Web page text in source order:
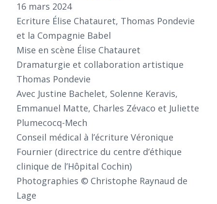
16 mars 2024
Ecriture Élise Chatauret, Thomas Pondevie
et la Compagnie Babel
Mise en scène Élise Chatauret
Dramaturgie et collaboration artistique
Thomas Pondevie
Avec Justine Bachelet, Solenne Keravis,
Emmanuel Matte, Charles Zévaco et Juliette
Plumecocq-Mech
Conseil médical à l’écriture Véronique
Fournier (directrice du centre d’éthique
clinique de l’Hôpital Cochin)
Photographies © Christophe Raynaud de
Lage